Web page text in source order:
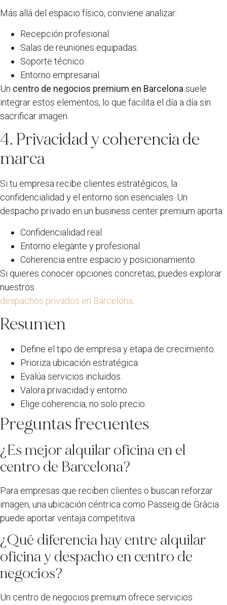
Más allá del espacio físico, conviene analizar:
Recepción profesional.
Salas de reuniones equipadas.
Soporte técnico.
Entorno empresarial.
Un centro de negocios premium en Barcelona suele
integrar estos elementos, lo que facilita el día a día sin
sacrificar imagen.
4. Privacidad y coherencia de
marca
Si tu empresa recibe clientes estratégicos, la
confidencialidad y el entorno son esenciales. Un
despacho privado en un business center premium aporta:
Confidencialidad real.
Entorno elegante y profesional.
Coherencia entre espacio y posicionamiento.
Si quieres conocer opciones concretas, puedes explorar
nuestros
despachos privados en Barcelona
Resumen
Define el tipo de empresa y etapa de crecimiento.
Prioriza ubicación estratégica.
Evalúa servicios incluidos.
Valora privacidad y entorno.
Elige coherencia, no solo precio.
Preguntas frecuentes
¿Es mejor alquilar oficina en el
centro de Barcelona?
Para empresas que reciben clientes o buscan reforzar
imagen, una ubicación céntrica como Passeig de Gràcia
puede aportar ventaja competitiva.
¿Qué diferencia hay entre alquilar
oficina y despacho en centro de
negocios?
Un centro de negocios premium ofrece servicios